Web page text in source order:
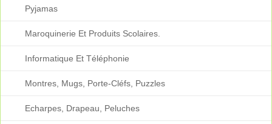
Pyjamas
Maroquinerie Et Produits Scolaires.
Informatique Et Téléphonie
Montres, Mugs, Porte-Cléfs, Puzzles
Echarpes, Drapeau, Peluches